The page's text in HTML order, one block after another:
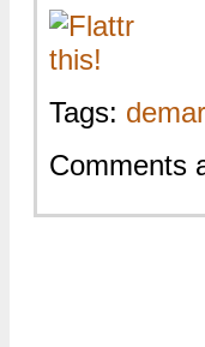
Tags:
Comments